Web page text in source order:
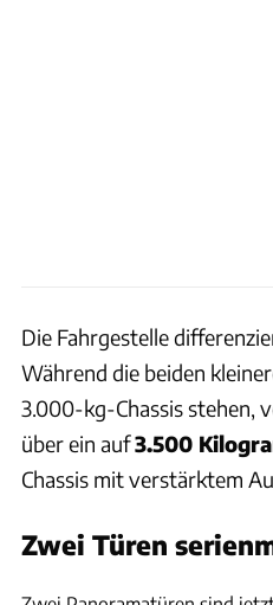
Die Fahrgestelle
Während die beiden
3.000-kg-Chassis stehen,
über ein auf3.500
Chassis mit verstärktem
Zwei Türen